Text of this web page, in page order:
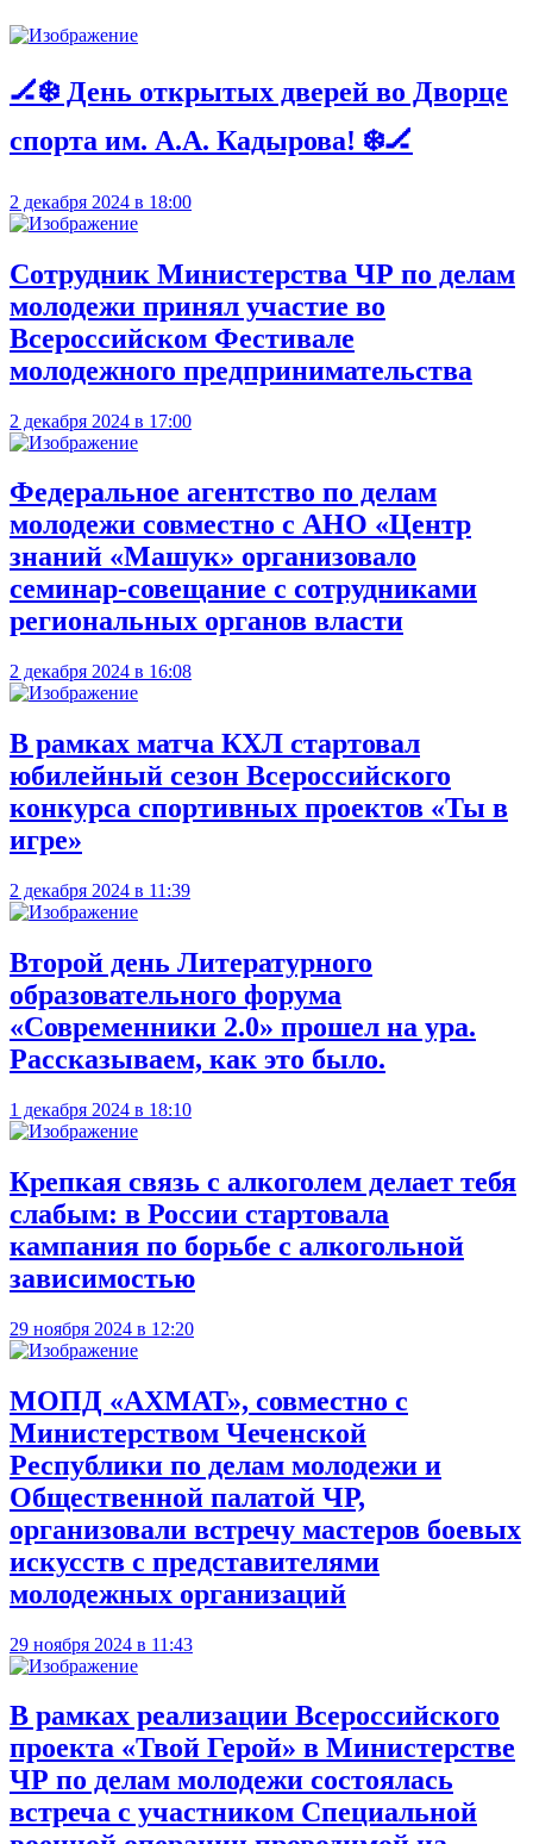
🏒❄️ День открытых дверей во Дворце
спорта им. А.А. Кадырова! ❄️🏒
2 декабря 2024 в 18:00
Сотрудник Министерства ЧР по делам
молодежи принял участие во
Всероссийском Фестивале
молодежного предпринимательства
2 декабря 2024 в 17:00
Федеральное агентство по делам
молодежи совместно с АНО «Центр
знаний «Машук» организовало
семинар-совещание с сотрудниками
региональных органов власти
2 декабря 2024 в 16:08
В рамках матча КХЛ стартовал
юбилейный сезон Всероссийского
конкурса спортивных проектов «Ты в
игре»
2 декабря 2024 в 11:39
Второй день Литературного
образовательного форума
«Современники 2.0» прошел на ура.
Рассказываем, как это было.
1 декабря 2024 в 18:10
Крепкая связь с алкоголем делает тебя
слабым: в России стартовала
кампания по борьбе с алкогольной
зависимостью
29 ноября 2024 в 12:20
МОПД «АХМАТ», совместно с
Министерством Чеченской
Республики по делам молодежи и
Общественной палатой ЧР,
организовали встречу мастеров боевых
искусств с представителями
молодежных организаций
29 ноября 2024 в 11:43
В рамках реализации Всероссийского
проекта «Твой Герой» в Министерстве
ЧР по делам молодежи состоялась
встреча с участником Специальной